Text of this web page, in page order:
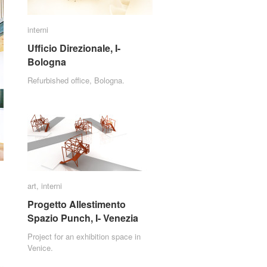
interni
Ufficio Direzionale, I-
Bologna
Refurbished office, Bologna.
interni
Ufficio Direzionale, I-
Bologna
art, interni
Progetto Allestimento
Spazio Punch, I- Venezia
Project for an exhibition space in
Venice.
art interni
Progetto Allestimento
Spazio Punch, I- Venezia